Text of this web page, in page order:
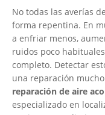
No todas las averías
forma repentina. En
a enfriar menos,
ruidos poco
completo. Detectar
una reparación
reparación de aire
especializado en